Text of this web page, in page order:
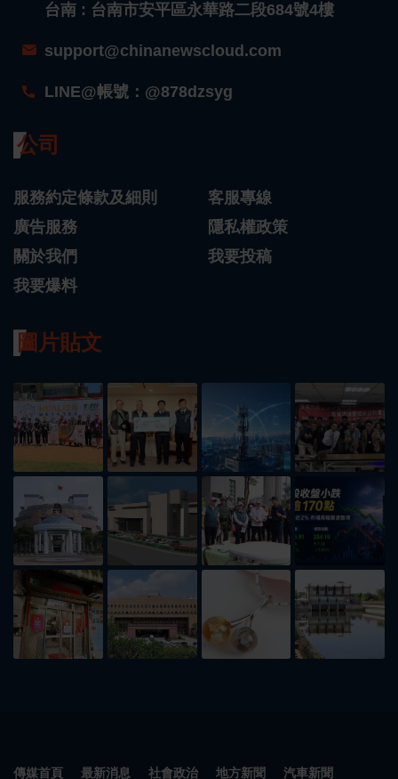
台南 : 台南市安平區永華路二段684號4樓
support@chinanewscloud.com
LINE@帳號：@878dzsyg
公司
服務約定條款及細則
客服專線
廣告服務
隱私權政策
關於我們
我要投稿
我要爆料
圖片貼文
傳媒首頁 最新消息 社會政治 地方新聞 汽車新聞